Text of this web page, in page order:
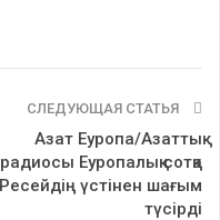
СЛЕДУЮЩАЯ СТАТЬЯ
Азат Еуропа/Азаттық
радиосы Еуропалық сотқа
Ресейдің үстінен шағым
түсірді